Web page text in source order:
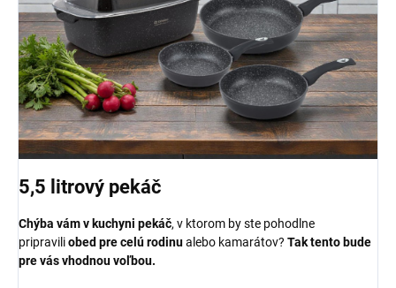
5,5 litrový pekáč
Chýba vám v kuchyni pekáč, v ktorom by ste pohodlne
pripraviliobed pre celú rodinualebo kamarátov? Tak tentobude
pre vás vhodnou voľbou.